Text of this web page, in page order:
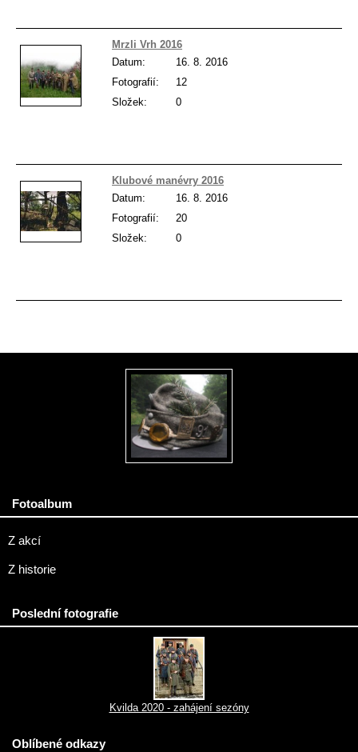
Mrzli Vrh 2016
Datum:
16. 8. 2016
Fotografií:
12
Složek:
0
Klubové manévry 2016
Datum:
16. 8. 2016
Fotografií:
20
Složek:
0
Fotoalbum
Z akcí
Z historie
Poslední fotografie
Kvilda 2020 - zahájení sezóny
Oblíbené odkazy